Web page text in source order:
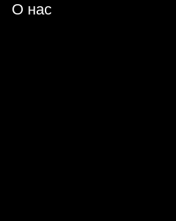
О нас